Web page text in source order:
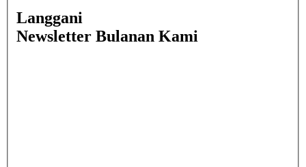
Langgani
Newsletter Bulanan Kami